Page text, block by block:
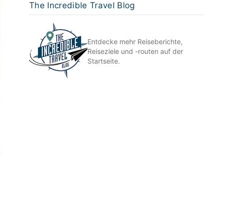
The Incredible Travel Blog
Entdecke mehr Reiseberichte,
Reiseziele und -routen auf der
Startseite.